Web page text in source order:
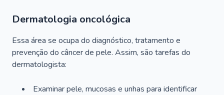
Dermatologia oncológica
Essa área se ocupa do diagnóstico, tratamento e
prevenção do câncer de pele. Assim, são tarefas do
dermatologista:
Examinar pele, mucosas e unhas para identificar